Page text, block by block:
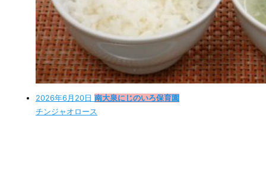
2026年6月20日 南大泉にじのいろ保育園
チンジャオロース